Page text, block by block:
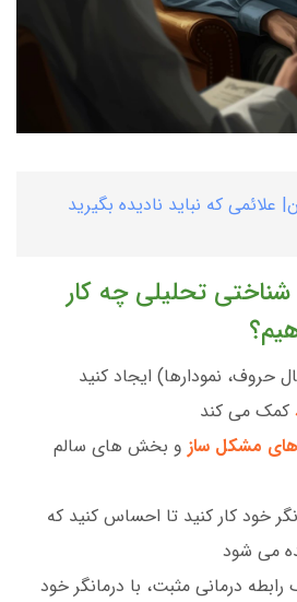
علائمی که نباید نادیده بگیرید
شناختی تحلیلی چه کار
حروف، نمودارها) ایجاد کنید
کمک می کند
مشکل ساز و بخش های سالم
خود کار کنید تا احساس کنید که
می شود
درمانی مثبت، با درمانگر خود